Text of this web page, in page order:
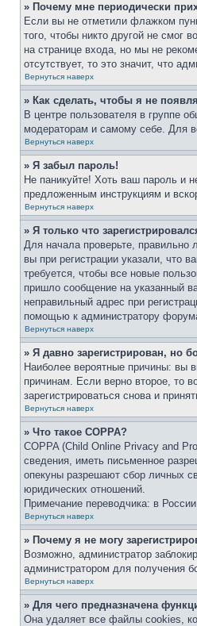
» Почему мне периодически
Если вы не отметили флажком
того, чтобы никто другой не смог
на странице входа, но мы не
отсутствует, то это значит, что
Вернуться наверх
» Как сделать, чтобы я не
В центре пользователя в группе
модераторам и самому себе. Для
Вернуться наверх
» Я забыл пароль!
Не паникуйте! Хоть ваш пароль и
предложенным инструкциям и
Вернуться наверх
» Я только что
Для начала проверьте,
вы при регистрации указали, что
требуется, чтобы все новые
пришло сообщение на указанный
неправильный адрес при
помощью к администратору
Вернуться наверх
» Я давно зарегистрирован, но
Наиболее вероятные причины: вы
причинам. Если верно второе, то
зарегистрироваться снова и
Вернуться наверх
» Что такое COPPA?
COPPA (Child Online Privacy and
сведения, иметь письменное
опекуны разрешают сбор личных
юридических отношений.
Примечание переводчика: в
Вернуться наверх
» Почему я не могу
Возможно, администратор
администратором для получения
Вернуться наверх
» Для чего предназначена
Она удаляет все файлы cookies,